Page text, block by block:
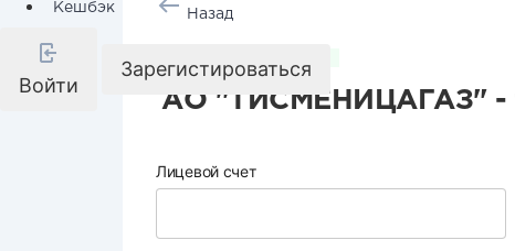
Кешбэк
Войти
Зарегистироваться
Назад
АО "ТИСМЕНИЦАГАЗ" -
Лицевой счет